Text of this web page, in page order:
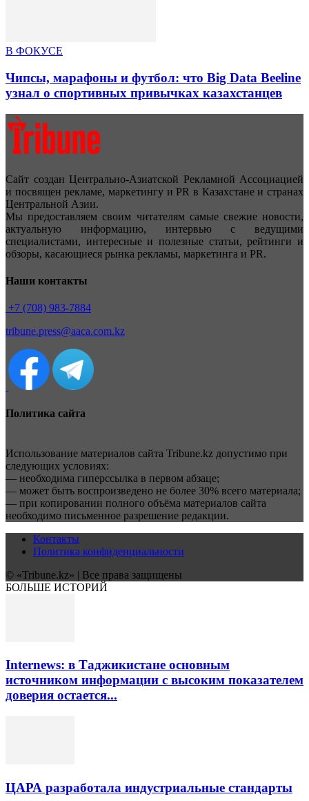
В ФОКУСЕ
Чипсы, марафоны и футбол: что Big Data Beeline
узнал о спортивных привычках казахстанцев
Сайт создан Центрально-Азиатской Рекламной Ассоциацией
и посвящен рекламе, маркетингу и PR в Казахстане и странах
Центральной Азии.
Мы предоставляем своим читателям самые свежие новости,
актуальную информацию, интервью с ведущими
специалистами, интересные и полезные статьи, рейтинги и
обзоры, касающиеся рынка рекламы, маркетинга и PR.
Наши контакты
+7 (708) 983-7884
tribune.press@aaca.com.kz
Политика сайта
Использование материалов сайта Tribune.kz допустимо при
следующих условиях:
— необходима гиперссылка в первом абзаце;
— может быть воспроизведено не более 30% всего материала;
— при копировании полного объёма материалов сайта
необходимо письменное разрешение редакции.
Контакты
Политика конфиденциальности
© «Tribune.kz» | Все права защищены
БОЛЬШЕ ИСТОРИЙ
Internews: в Таджикистане основным
источником информации с высоким показателем
доверия остается...
ЦАРА разработала индустриальные стандарты